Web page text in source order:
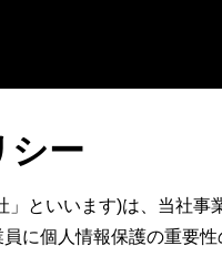
シー
」といいます)は、当社
に個人情報保護の重要